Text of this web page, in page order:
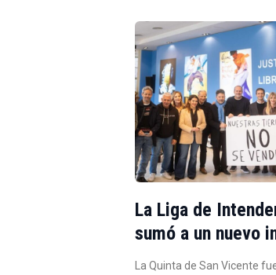
La Liga de
sumó a un nuevo
La Quinta de San Vicente